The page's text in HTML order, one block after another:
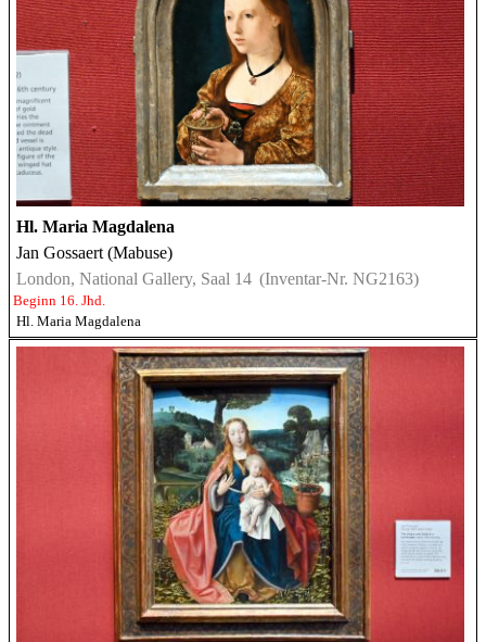
Hl. Maria Magdalena
Jan Gossaert (Mabuse)
London, National Gallery, Saal 14 (Inventar-Nr. NG2163)
Beginn 16. Jhd.
Hl. Maria Magdalena